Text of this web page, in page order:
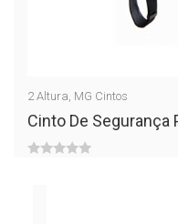
2Altura, MG Cintos
Cinto De Segurança